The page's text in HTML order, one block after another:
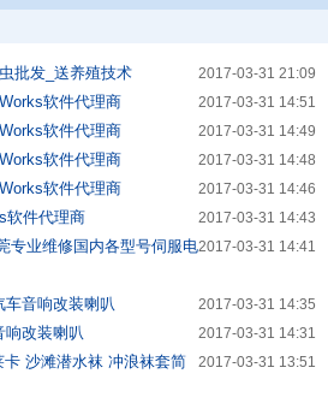
2017-03-31 21:09
批发_送养殖技术
2017-03-31 14:51
软件代理商
2017-03-31 14:49
软件代理商
2017-03-31 14:48
软件代理商
2017-03-31 14:46
软件代理商
2017-03-31 14:43
软件代理商
2017-03-31 14:41
专业维修国内各型号伺服电
2017-03-31 14:35
车音响改装喇叭
2017-03-31 14:31
响改装喇叭
2017-03-31 13:51
沙滩潜水袜 冲浪袜套简